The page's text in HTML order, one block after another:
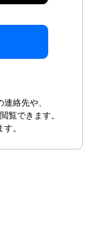
絡先や、
覧できます。
。